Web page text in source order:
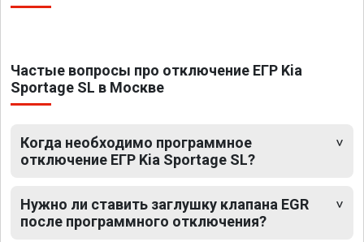
Частые вопросы про отключение ЕГР Kia
Sportage SL в Москве
Когда необходимо программное
отключение ЕГР Kia Sportage SL?
Нужно ли ставить заглушку клапана EGR
после программного отключения?